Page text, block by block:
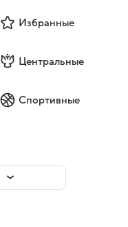
Избранные
Центральные
Спортивные